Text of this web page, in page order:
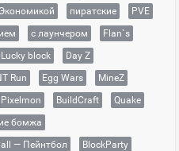
пиратские
PVE
с лаунчером
Flan`s
block
Day Z
Run Egg Wars
MineZ
Pixelmon BuildCraft
Quake
бомжа
— Пейнтбол
BlockParty